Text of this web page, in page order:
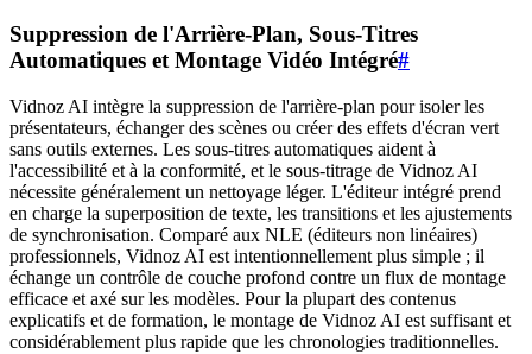
Suppression de l'Arrière-Plan, Sous-Titres
Automatiques et Montage Vidéo Intégré#
Vidnoz AI intègre la suppression de l'arrière-plan pour isoler les
présentateurs, échanger des scènes ou créer des effets d'écran vert
sans outils externes. Les sous-titres automatiques aident à
l'accessibilité et à la conformité, et le sous-titrage de Vidnoz AI
nécessite généralement un nettoyage léger. L'éditeur intégré prend
en charge la superposition de texte, les transitions et les ajustements
de synchronisation. Comparé aux NLE (éditeurs non linéaires)
professionnels, Vidnoz AI est intentionnellement plus simple ; il
échange un contrôle de couche profond contre un flux de montage
efficace et axé sur les modèles. Pour la plupart des contenus
explicatifs et de formation, le montage de Vidnoz AI est suffisant et
considérablement plus rapide que les chronologies traditionnelles.